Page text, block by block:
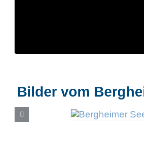
Bilder vom